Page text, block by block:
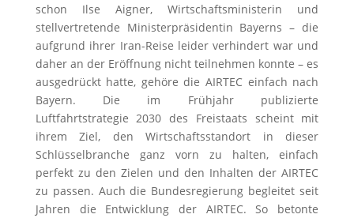
schon Ilse Aigner, Wirtschaftsministerin und
stellvertretende Ministerpräsidentin Bayerns – die
aufgrund ihrer Iran-Reise leider verhindert war und
daher an der Eröffnung nicht teilnehmen konnte – es
ausgedrückt hatte, gehöre die AIRTEC einfach nach
Bayern. Die im Frühjahr publizierte
Luftfahrtstrategie 2030 des Freistaats scheint mit
ihrem Ziel, den Wirtschaftsstandort in dieser
Schlüsselbranche ganz vorn zu halten, einfach
perfekt zu den Zielen und den Inhalten der AIRTEC
zu passen. Auch die Bundesregierung begleitet seit
Jahren die Entwicklung der AIRTEC. So betonte